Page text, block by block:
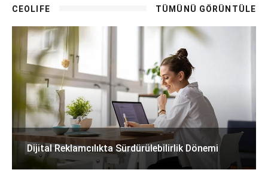
CEOLIFE TÜMÜNÜ GÖRÜNTÜLE
Dijital Reklamcılıkta Sürdürülebilirlik Dönemi